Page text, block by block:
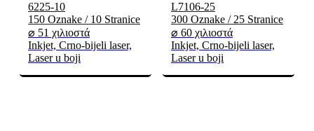
6225-10
150 Oznake / 10 Stranice
⌀ 51 χιλιοστά
Inkjet, Crno-bijeli laser,
Laser u boji
L7106-25
300 Oznake / 25 Stranice
⌀ 60 χιλιοστά
Inkjet, Crno-bijeli laser,
Laser u boji